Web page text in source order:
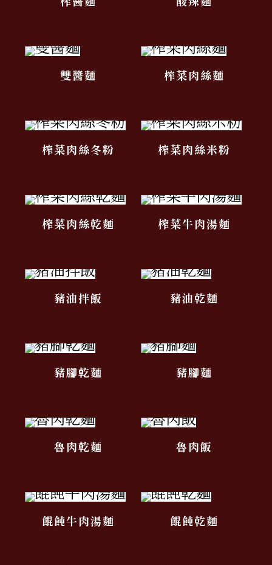
雙醬麵 榨菜肉絲麵
榨菜肉絲冬粉 榨菜肉絲米粉
榨菜肉絲乾麵 榨菜牛肉湯麵
豬油拌飯 豬油乾麵
豬腳乾麵 豬腳麵
魯肉乾麵 魯肉飯
餛飩牛肉湯麵 餛飩乾麵